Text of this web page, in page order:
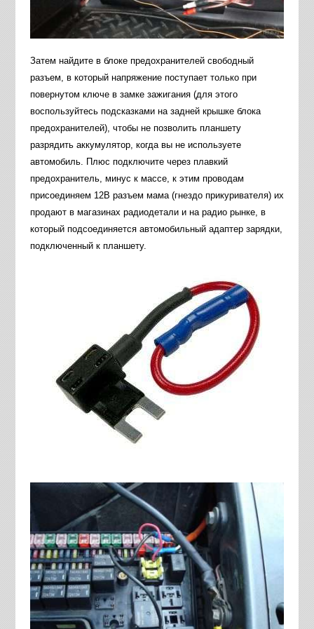
Затем найдите в блоке предохранителей свободный
разъем, в который напряжение поступает только при
повернутом ключе в замке зажигания (для этого
воспользуйтесь подсказками на задней крышке блока
предохранителей), чтобы не позволить планшету
разрядить аккумулятор, когда вы не используете
автомобиль. Плюс подключите через плавкий
предохранитель, минус к массе, к этим проводам
присоединяем 12В разъем мама (гнездо прикуривателя) их
продают в магазинах радиодетали и на радио рынке, в
который подсоединяется автомобильный адаптер зарядки,
подключенный к планшету.